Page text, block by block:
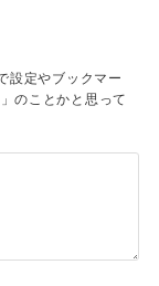
ログインをしなけ
の拡張機能を
Chromeでログイ
せてOTPを取得で
が、ログイン状態
設定やブックマー
のことかと思って